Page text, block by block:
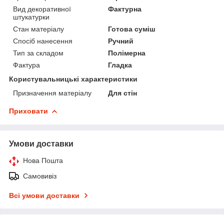
Вид декоративної
штукатурки
Фактурна
Стан матеріалу
Готова суміш
Спосіб нанесення
Ручний
Тип за складом
Полімерна
Фактура
Гладка
Користувальницькі характеристики
Призначення матеріалу
Для стін
Приховати
Умови доставки
Нова Пошта
Самовивіз
Всі умови доставки